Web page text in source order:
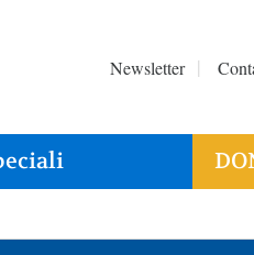
Newsletter